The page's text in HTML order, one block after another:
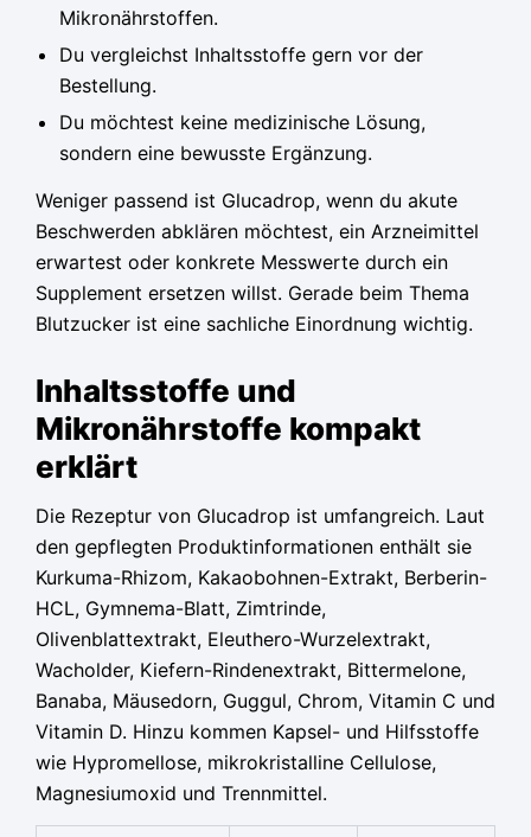
Mikronährstoffen.
Du vergleichst Inhaltsstoffe gern vor der
Bestellung.
Du möchtest keine medizinische Lösung,
sondern eine bewusste Ergänzung.
Weniger passend ist Glucadrop, wenn du akute
Beschwerden abklären möchtest, ein Arzneimittel
erwartest oder konkrete Messwerte durch ein
Supplement ersetzen willst. Gerade beim Thema
Blutzucker ist eine sachliche Einordnung wichtig.
Inhaltsstoffe und
Mikronährstoffe kompakt
erklärt
Die Rezeptur von Glucadrop ist umfangreich. Laut
den gepflegten Produktinformationen enthält sie
Kurkuma-Rhizom, Kakaobohnen-Extrakt, Berberin-
HCL, Gymnema-Blatt, Zimtrinde,
Olivenblattextrakt, Eleuthero-Wurzelextrakt,
Wacholder, Kiefern-Rindenextrakt, Bittermelone,
Banaba, Mäusedorn, Guggul, Chrom, Vitamin C und
Vitamin D. Hinzu kommen Kapsel- und Hilfsstoffe
wie Hypromellose, mikrokristalline Cellulose,
Magnesiumoxid und Trennmittel.